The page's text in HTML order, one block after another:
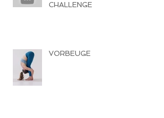
CHALLENGE
VORBEUGE